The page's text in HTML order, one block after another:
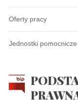
Oferty pracy
Jednostki